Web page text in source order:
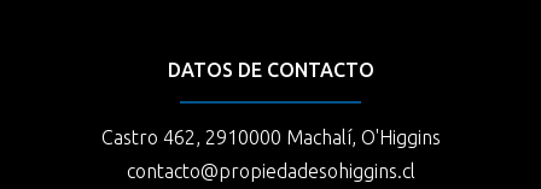
DATOS DE CONTACTO
Castro 462, 2910000 Machalí, O'Higgins
contacto@propiedadesohiggins.cl